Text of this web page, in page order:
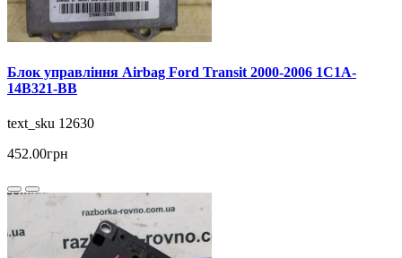
Блок управління Airbag Ford Transit 2000-2006 1C1A-
14B321-BB
text_sku 12630
452.00грн